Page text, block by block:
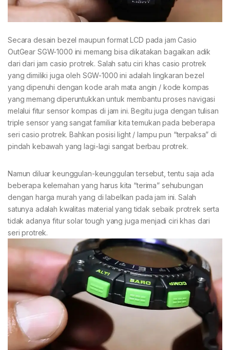
Secara desain bezel maupun format LCD pada jam Casio
OutGear SGW-1000 ini memang bisa dikatakan bagaikan adik
dari dari jam casio protrek. Salah satu ciri khas casio protrek
yang dimiliki juga oleh SGW-1000 ini adalah lingkaran bezel
yang dipenuhi dengan kode arah mata angin / kode kompas
yang memang diperuntukkan untuk membantu proses navigasi
melalui fitur sensor kompas di jam ini. Begitu juga dengan tulisan
triple sensor yang sangat familiar kita temukan pada beberapa
seri casio protrek. Bahkan posisi light / lampu pun “terpaksa” di
pindah kebawah yang lagi-lagi sangat berbau protrek.
Namun diluar keunggulan-keunggulan tersebut, tentu saja ada
beberapa kelemahan yang harus kita “terima” sehubungan
dengan harga murah yang di labelkan pada jam ini. Salah
satunya adalah kwalitas material yang tidak sebaik protrek serta
tidak adanya fitur solar tough yang juga menjadi ciri khas dari
seri protrek.